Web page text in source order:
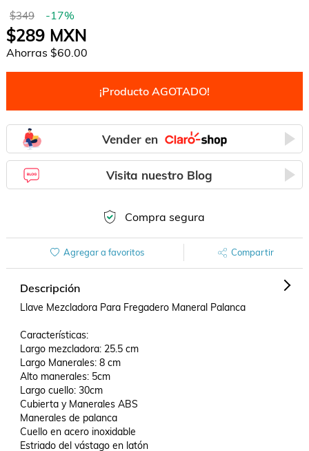
$349 -17%
$289MXN
Ahorras $60.00
¡Producto AGOTADO!
Vender en
Visita nuestro Blog
Compra segura
Agregar a favoritos Compartir
Descripción
Llave Mezcladora Para Fregadero Maneral Palanca
Características:
Largo mezcladora: 25.5 cm
Largo Manerales: 8 cm
Alto manerales: 5cm
Largo cuello: 30cm
Cubierta y Manerales ABS
Manerales de palanca
Cuello en acero inoxidable
Estriado del vástago en latón